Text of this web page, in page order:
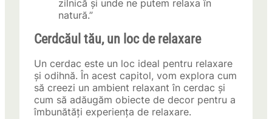
zilnică și unde ne putem relaxa în
natură.”
Cerdcăul tău, un loc de relaxare
Un cerdac este un loc ideal pentru relaxare
și odihnă. În acest capitol, vom explora cum
să creezi un ambient relaxant în cerdac și
cum să adăugăm obiecte de decor pentru a
îmbunătăți experiența de relaxare.